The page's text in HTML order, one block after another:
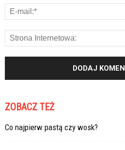
ZOBACZ TEŻ
Co najpierw pastą czy wosk?